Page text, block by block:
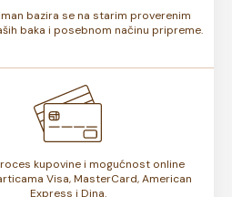
bazira se na starim proverenim
baka i posebnom načinu pripreme.
kupovine i mogućnost online
Visa, MasterCard, American
Express i Dina.